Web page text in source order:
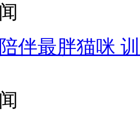
伴最胖猫咪